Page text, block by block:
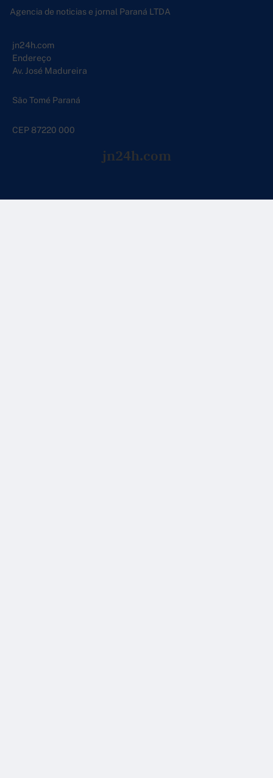
Agencia de noticias e jornal Paraná LTDA
jn24h.com
Endereço
Av. José Madureira
São Tomé Paraná
CEP 87220 000
jn24h.com